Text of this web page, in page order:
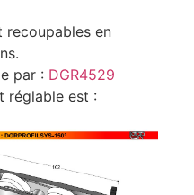
recoupables en
par : DGR4529
réglable est :